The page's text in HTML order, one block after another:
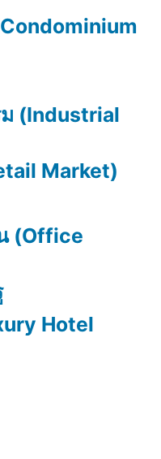
(Industrial
Market)
(Office
Hotel